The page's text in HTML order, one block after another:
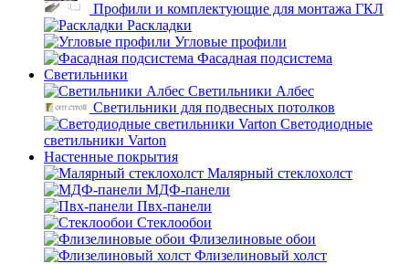
Профили и комплектующие для монтажа ГКЛ
Раскладки
Угловые профили
Фасадная подсистема
Светильники
Светильники Албес
Светильники для подвесных потолков
Светодиодные
светильники Varton
Настенные покрытия
Малярный стеклохолст
МДФ-панели
Пвх-панели
Стеклообои
Флизелиновые обои
Флизелиновый холст